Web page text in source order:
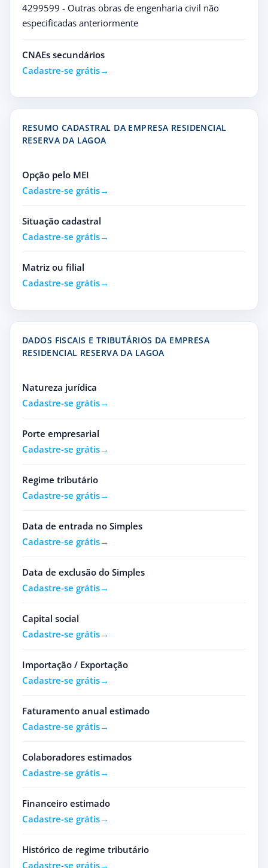
4299599 - Outras obras de engenharia civil não
especificadas anteriormente
CNAEs secundários
Cadastre-se grátis
RESUMO CADASTRAL DA EMPRESA RESIDENCIAL
RESERVA DA LAGOA
Opção pelo MEI
Cadastre-se grátis
Situação cadastral
Cadastre-se grátis
Matriz ou filial
Cadastre-se grátis
DADOS FISCAIS E TRIBUTÁRIOS DA EMPRESA
RESIDENCIAL RESERVA DA LAGOA
Natureza jurídica
Cadastre-se grátis
Porte empresarial
Cadastre-se grátis
Regime tributário
Cadastre-se grátis
Data de entrada no Simples
Cadastre-se grátis
Data de exclusão do Simples
Cadastre-se grátis
Capital social
Cadastre-se grátis
Importação / Exportação
Cadastre-se grátis
Faturamento anual estimado
Cadastre-se grátis
Colaboradores estimados
Cadastre-se grátis
Financeiro estimado
Cadastre-se grátis
Histórico de regime tributário
Cadastre-se grátis